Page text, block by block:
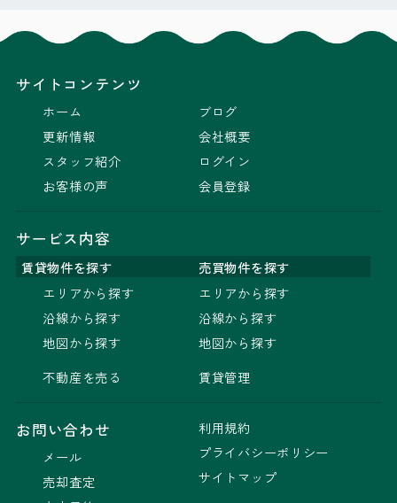
サイトコンテンツ
ホーム
更新情報
スタッフ紹介
お客様の声
ブログ
会社概要
ログイン
会員登録
サービス内容
賃貸物件を探す
売買物件を探す
エリアから探す
沿線から探す
地図から探す
不動産を売る
エリアから探す
沿線から探す
地図から探す
賃貸管理
お問い合わせ
メール
売却査定
利用規約
プライバシーポリシー
サイトマップ